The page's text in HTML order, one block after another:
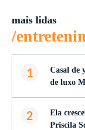
mais lidas
/
1
Casal de
de luxo
2
Ela
Priscila